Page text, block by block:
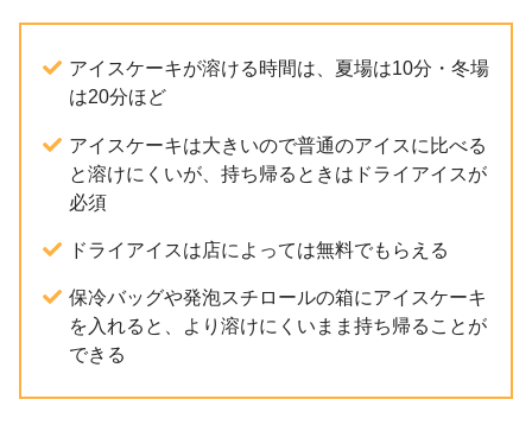
アイスケーキが溶ける時間は、夏場は10分・冬場
は20分ほど
アイスケーキは大きいので普通のアイスに比べる
と溶けにくいが、持ち帰るときはドライアイスが
必須
ドライアイスは店によっては無料でもらえる
保冷バッグや発泡スチロールの箱にアイスケーキ
を入れると、より溶けにくいまま持ち帰ることが
できる